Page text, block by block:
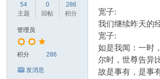
54
主题
0
回帖
286
积分
管理员
积分 286
发消息
宽子:
我们继续昨天的
宽子:
如是我闻：一时
尔时，世尊告异
故是事有，是事